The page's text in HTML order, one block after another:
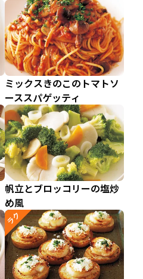
ミックスきのこのトマトソ
ーススパゲッティ
帆立とブロッコリーの塩炒
め風
ラク